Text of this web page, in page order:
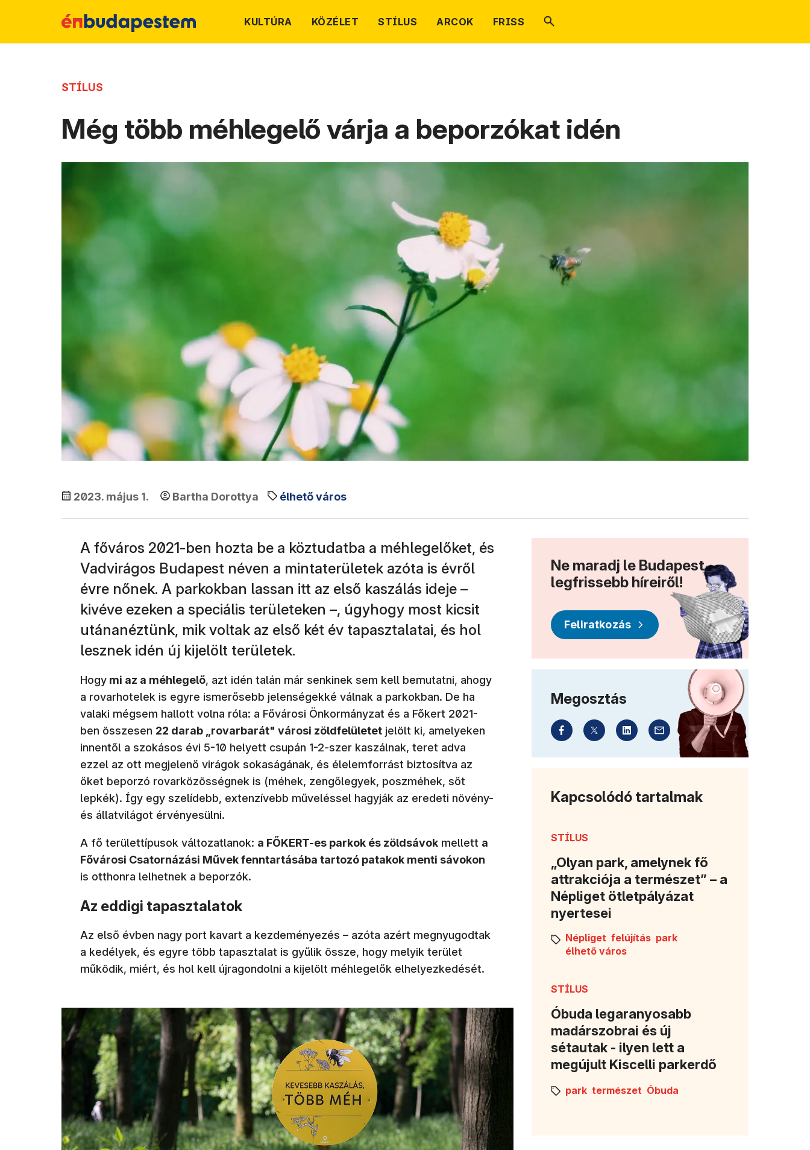
KULTÚRA KÖZÉLET STÍLUS ARCOK FRISS
STÍLUS
Még több méhlegelő várja a beporzókat idén
2023. május 1. Bartha Dorottya élhető város
A főváros 2021-ben hozta be a köztudatba a méhlegelőket, és
Vadvirágos Budapest néven a mintaterületek azóta is évről
évre nőnek. A parkokban lassan itt az első kaszálás ideje –
kivéve ezeken a speciális területeken –, úgyhogy most kicsit
utánanéztünk, mik voltak az első két év tapasztalatai, és hol
lesznek idén új kijelölt területek.
Hogy mi az a méhlegelő, azt idén talán már senkinek sem kell bemutatni, ahogy
a rovarhotelek is egyre ismerősebb jelenségekké válnak a parkokban. De ha
valaki mégsem hallott volna róla: a Fővárosi Önkormányzat és a Főkert 2021-
ben összesen 22 darab „rovarbarát" városi zöldfelületet jelölt ki, amelyeken
innentől a szokásos évi 5-10 helyett csupán 1-2-szer kaszálnak, teret adva
ezzel az ott megjelenő virágok sokaságának, és élelemforrást biztosítva az
őket beporzó rovarközösségnek is (méhek, zengőlegyek, poszméhek, sőt
lepkék). Így egy szelídebb, extenzívebb műveléssel hagyják az eredeti növény-
és állatvilágot érvényesülni.
A fő területtípusok változatlanok: a FŐKERT-es parkok és zöldsávok mellett a
Fővárosi Csatornázási Művek fenntartásába tartozó patakok menti sávokon
is otthonra lelhetnek a beporzók.
Az eddigi tapasztalatok
Az első évben nagy port kavart a kezdeményezés – azóta azért megnyugodtak
a kedélyek, és egyre több tapasztalat is gyűlik össze, hogy melyik terület
működik, miért, és hol kell újragondolni a kijelölt méhlegelők elhelyezkedését.
Ne maradj le Budapest
legfrissebb híreiről!
Feliratkozás
Megosztás
Kapcsolódó tartalmak
STÍLUS
„Olyan park, amelynek fő
attrakciója a természet” – a
Népliget ötletpályázat
nyertesei
Népliget felújítás park
élhető város
STÍLUS
Óbuda legaranyosabb
madárszobrai és új
sétautak - ilyen lett a
megújult Kiscelli parkerdő
park természet Óbuda